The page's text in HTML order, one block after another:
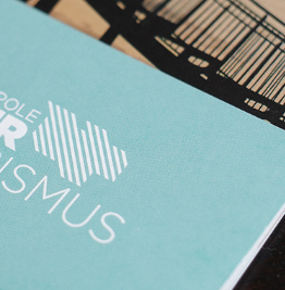
RUHR TOURISMUS
2024